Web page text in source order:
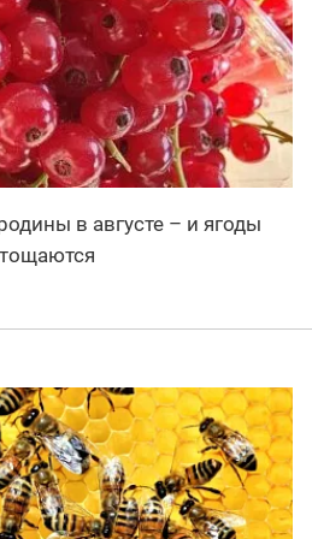
в августе – и ягоды